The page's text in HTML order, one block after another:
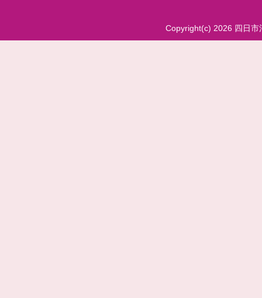
Copyright(c) 2026 四日